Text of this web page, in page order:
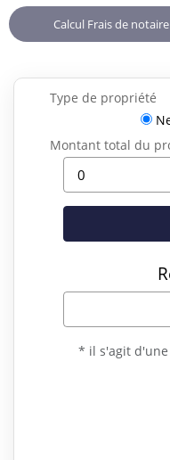
Calcul Frais de notaire